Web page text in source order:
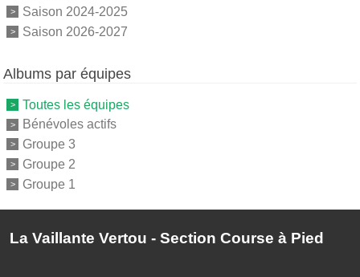
Saison 2024-2025
Saison 2026-2027
Albums par équipes
Toutes les équipes
Bénévoles actifs
Groupe 3
Groupe 2
Groupe 1
La Vaillante Vertou - Section Course à Pied